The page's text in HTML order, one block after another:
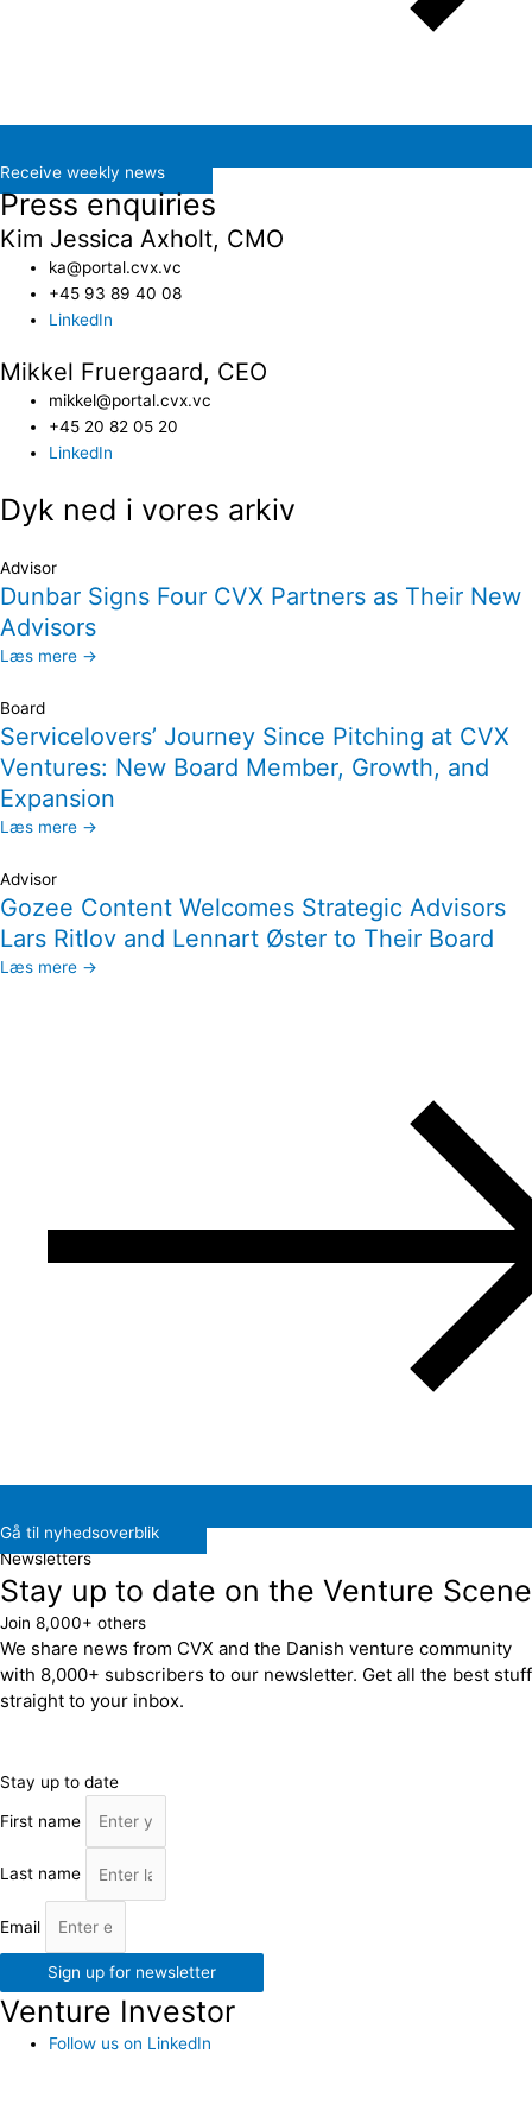
Receive weekly news
Press enquiries
Kim Jessica Axholt, CMO
ka@portal.cvx.vc​
+45 93 89 40 08
LinkedIn
Mikkel Fruergaard, CEO
mikkel@portal.cvx.vc
+45 20 82 05 20
LinkedIn
Dyk ned i vores arkiv
Advisor
Dunbar Signs Four CVX Partners as Their New
Advisors
Læs mere →
Board
Servicelovers’ Journey Since Pitching at CVX
Ventures: New Board Member, Growth, and
Expansion
Læs mere →
Advisor
Gozee Content Welcomes Strategic Advisors
Lars Ritlov and Lennart Øster to Their Board
Læs mere →
Gå til nyhedsoverblik
Newsletters
Stay up to date on the Venture Scene
Join 8,000+ others
We share news from CVX and the Danish venture community
with 8,000+ subscribers to our newsletter. Get all the best stuff
straight to your inbox.
Stay up to date
First name
Last name
Email
Sign up for newsletter
Venture Investor
Follow us on LinkedIn